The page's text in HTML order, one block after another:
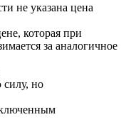
не указана цена
которая при
за аналогичное
силу, но